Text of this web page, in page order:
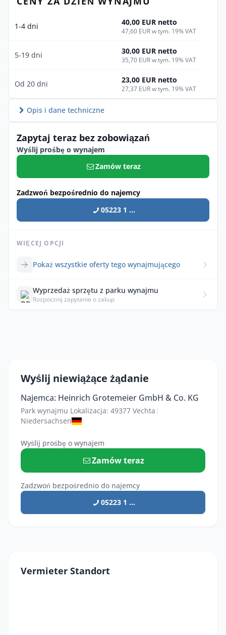
1-4 dni 40,00 EUR netto
47,60 EUR w tym. 19% VAT
5-19 dni 30,00 EUR netto
35,70 EUR w tym. 19% VAT
Od 20 dni 23,00 EUR netto
27,37 EUR w tym. 19% VAT
Opis i dane techniczne
Zapytaj teraz bez zobowiązań
Wyślij prośbę o wynajem
Zamów teraz
Zadzwoń bezpośrednio do najemcy
05223 1 ...
WIĘCEJ OPCJI
Pokaż wszystkie oferty tego wynajmującego
Wyprzedaż sprzętu z parku wynajmu
Rozpocznij zapytanie o zakup
Wyślij niewiążące żądanie
Najemca: Heinrich Grotemeier GmbH & Co. KG
Park wynajmu Lokalizacja: 49377 Vechta |
Niedersachsen
Wyślij prośbę o wynajem
Zamów teraz
Zadzwoń bezpośrednio do najemcy
05223 1 ...
Vermieter Standort